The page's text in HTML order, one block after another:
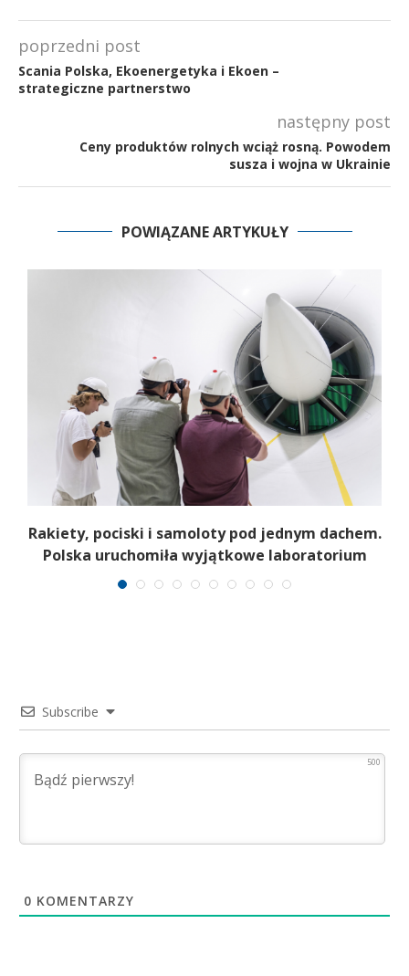
poprzedni post
Scania Polska, Ekoenergetyka i Ekoen –
strategiczne partnerstwo
następny post
Ceny produktów rolnych wciąż rosną. Powodem
susza i wojna w Ukrainie
POWIĄZANE ARTYKUŁY
Rakiety, pociski i samoloty pod jednym dachem.
Polska uruchomiła wyjątkowe laboratorium
Subscribe
500
0 KOMENTARZY